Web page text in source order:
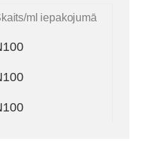
ml iepakojumā